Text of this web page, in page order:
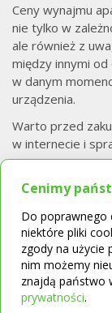
Ceny wynajmu
nie tylko w
ale również z
między innymi
w danym
urządzenia.
Warto przed
w internecie i
oddział najbliżej
w cenniku,
na dostępny w
Analizując
CPAP –
decyzję.
Cenimy
Do poprawnego
niektóre pliki
zgody na użycie
nim możemy
znajdą państwo
prywatności.